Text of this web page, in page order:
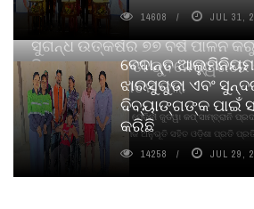
ସୁଗନ୍ଧ ଉତ୍କର୍ଷର ୭୭ ବର୍ଷ ପାଳନ
ପିୟୋର୍‌ ଅଗରବତୀ ଭୁବନେଶ୍ୱରରେ
ନବସୃଜନ ଉନ୍ମୋଚନ କଲା
ବାଉଁଶ ବିହୀନ କଠିନ ଧୂପ ଏବଂ ମେଦିନୀ ଜୁଡୱା କପ୍‌ ସାମ୍ବ୍ରାନି
ଦୀର୍ଘସ୍ଥାୟିତା ଏବଂ ଆଧ୍ୟାତ୍ମିକ ଅନୁଭୂତି ସହିତ ଓଡ଼ିଶା ପ୍ରତି
14608 JUL 31,
ବେଦାନ୍ତ
ଝାରସୁଗୁଡା ଏବଂ
ଦିବ୍ୟାଙ୍ଗଙ୍କ ପାଇଁ
କରିଛି
14258 JUL 29,